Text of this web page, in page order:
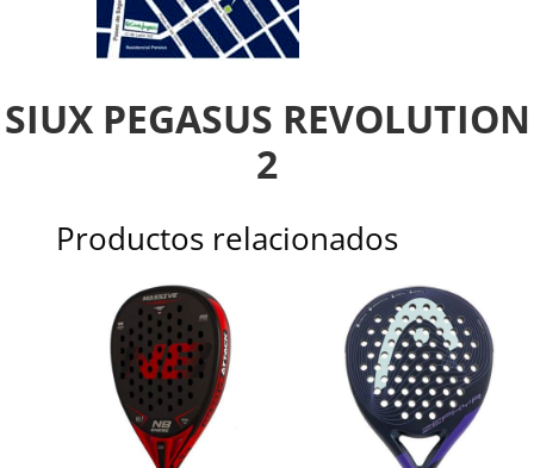
SIUX PEGASUS REVOLUTION
2
Productos relacionados